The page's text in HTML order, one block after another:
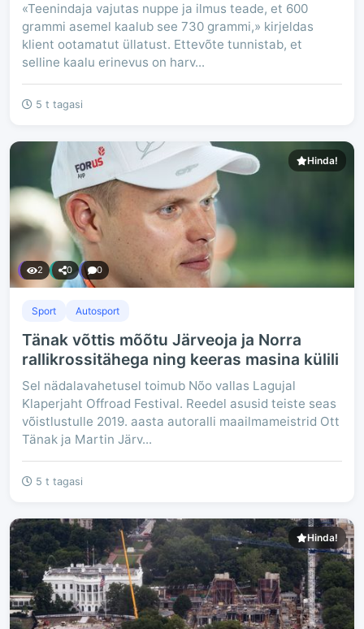
«Teenindaja vajutas nuppe ja ilmus teade, et 600
grammi asemel kaalub see 730 grammi,» kirjeldas
klient ootamatut üllatust. Ettevõte tunnistab, et
selline kaalu erinevus on harv...
5 t tagasi
Hinda!
2 0 0
Sport Autosport
Tänak võttis mõõtu Järveoja ja Norra
rallikrossitähega ning keeras masina külili
Sel nädalavahetusel toimub Nõo vallas Lagujal
Klaperjaht Offroad Festival. Reedel asusid teiste seas
võistlustulle 2019. aasta autoralli maailmameistrid Ott
Tänak ja Martin Järv...
5 t tagasi
Hinda!